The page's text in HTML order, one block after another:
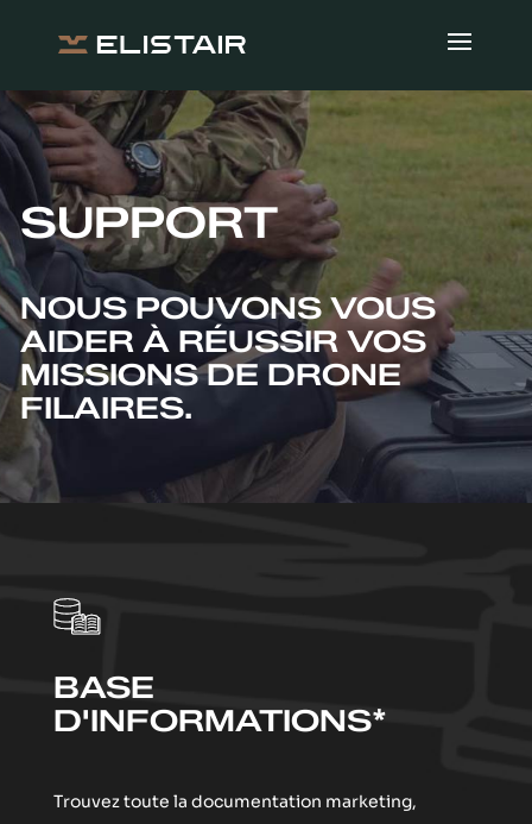
SUPPORT
NOUS POUVONS VOUS
AIDER À RÉUSSIR VOS
MISSIONS DE DRONE
FILAIRES.
BASE
D'INFORMATIONS*
Trouvez toute la documentation marketing,